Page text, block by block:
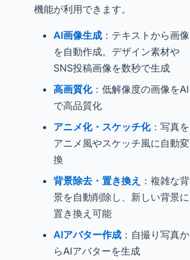
機能が利用できます。
AI画像生成 ：テキストから画像
を自動作成。デザイン素材や
SNS投稿画像を数秒で生成
高画質化：低解像度の画像をAI
で高品質化
アニメ化・スケッチ化：写真を
アニメ風やスケッチ風に自動変
換
背景除去・置き換え ：複雑な背
景を自動削除し、新しい背景に
置き換え可能
AIアバター作成 ：自撮り写真か
らAIアバターを生成